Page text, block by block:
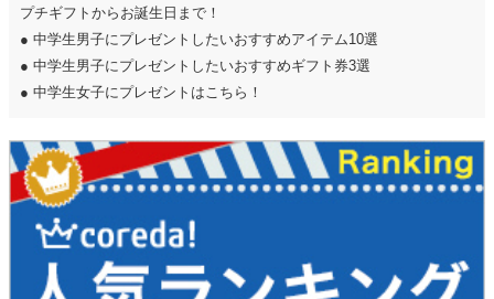
プチギフトからお誕生日まで！
● 中学生男子にプレゼントしたいおすすめアイテム10選
● 中学生男子にプレゼントしたいおすすめギフト券3選
● 中学生女子にプレゼントはこちら！